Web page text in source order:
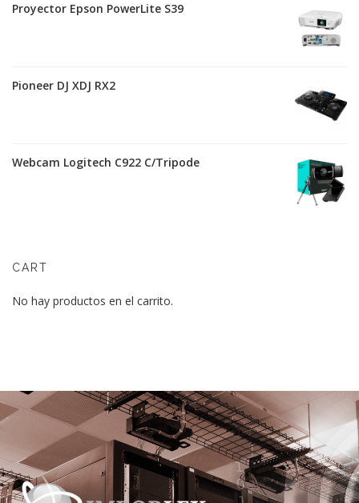
Proyector Epson PowerLite S39
Pioneer DJ XDJ RX2
Webcam Logitech C922 C/Tripode
CART
No hay productos en el carrito.